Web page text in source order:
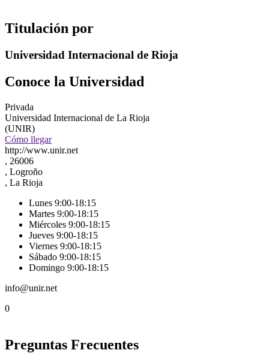
Titulación por
Universidad Internacional de Rioja
Conoce la Universidad
Privada
Universidad Internacional de La Rioja
(UNIR)
Cómo llegar
http://www.unir.net
, 26006
, Logroño
, La Rioja
Lunes 9:00-18:15
Martes 9:00-18:15
Miércoles 9:00-18:15
Jueves 9:00-18:15
Viernes 9:00-18:15
Sábado 9:00-18:15
Domingo 9:00-18:15
info@unir.net
0
Preguntas Frecuentes